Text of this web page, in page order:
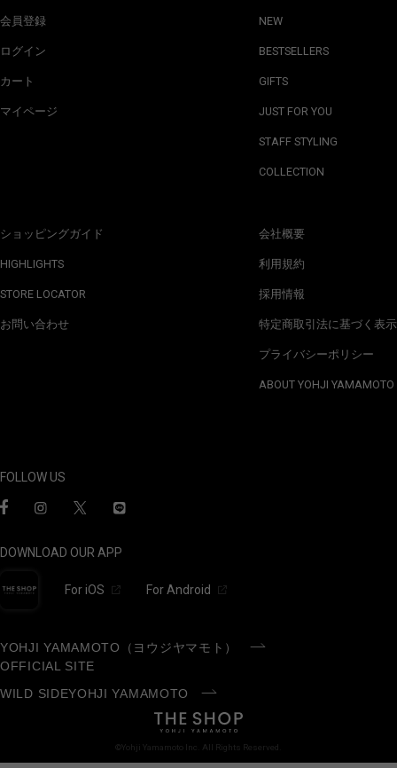
会員登録
ログイン
カート
マイページ
ショッピングガイド
HIGHLIGHTS
STORE LOCATOR
お問い合わせ
NEW
BESTSELLERS
GIFTS
JUST FOR YOU
STAFF STYLING
COLLECTION
会社概要
利用規約
採用情報
特定商取引法に基づく表示
プライバシーポリシー
ABOUT YOHJI YAMAMOTO
FOLLOW US
DOWNLOAD OUR APP
For iOS For Android
YOHJI YAMAMOTO（ヨウジヤマモト）
OFFICIAL SITE
WILD SIDEYOHJI YAMAMOTO
©Yohji Yamamoto Inc. All Rights Reserved.